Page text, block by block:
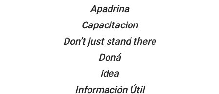
Apadrina
Capacitacion
Don’t just stand there
Doná
idea
Información Útil